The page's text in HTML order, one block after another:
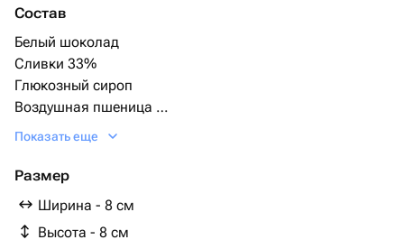
Состав
Белый шоколад
Сливки 33%
Глюкозный сироп
Воздушная пшеница
Яйца С1
Мука пшеничная
Ванильная паста
Сгущенное молоко
Показать еще
Размер
Ширина - 8 см
Высота - 8 см